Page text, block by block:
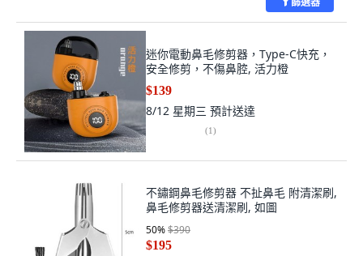
迷你電動鼻毛修剪器，Type-C快充，
安全修剪，不傷鼻腔, 活力橙
$139
8/12 星期三 預計送達
(1)
不鏽鋼鼻毛修剪器 不扯鼻毛 附清潔刷,
鼻毛修剪器送清潔刷, 如圖
50%$390
$195